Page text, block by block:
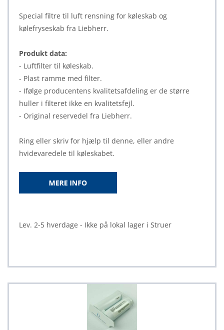
Special filtre til luft rensning for køleskab og
kølefryseskab fra Liebherr.
Produkt data:
- Luftfilter til køleskab.
- Plast ramme med filter.
- Ifølge producentens kvalitetsafdeling er de større
huller i filteret ikke en kvalitetsfejl.
- Original reservedel fra Liebherr.
Ring eller skriv for hjælp til denne, eller andre
hvidevaredele til køleskabet.
Lev. 2-5 hverdage - Ikke på lokal lager i Struer